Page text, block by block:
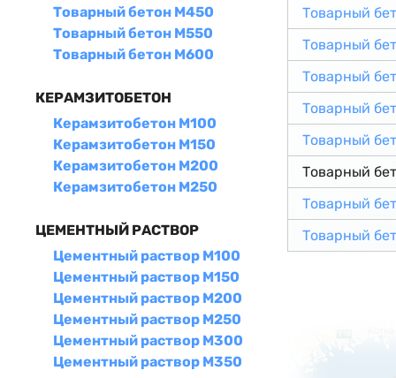
Товарный бетон М450
Товарный бетон М550
Товарный бетон М600
КЕРАМЗИТОБЕТОН
Керамзитобетон М100
Керамзитобетон М150
Керамзитобетон М200
Керамзитобетон М250
ЦЕМЕНТНЫЙ РАСТВОР
Цементный раствор М100
Цементный раствор М150
Цементный раствор М200
Цементный раствор М250
Цементный раствор М300
Цементный раствор М350
Товарный
Товарный
Товарный
Товарный
Товарный
Товарный
Товарный
Товарный